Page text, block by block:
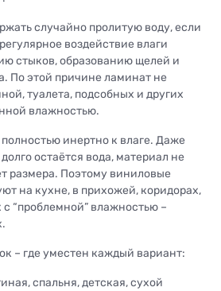
случайно пролитую воду, если
воздействие влаги
стыков, образованию щелей и
По этой причине ламинат не
туалета, подсобных и других
влажностью.
инертно к влаге. Даже
остаётся вода, материал не
размера. Поэтому виниловые
на кухне, в прихожей, коридорах,
“проблемной” влажностью –
– где уместен каждый вариант:
спальня, детская, сухой